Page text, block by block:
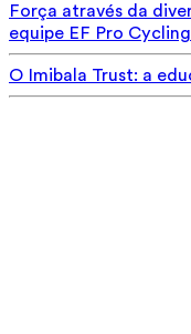
Força através da
equipe EF Pro Cycling
O Imibala Trust: a